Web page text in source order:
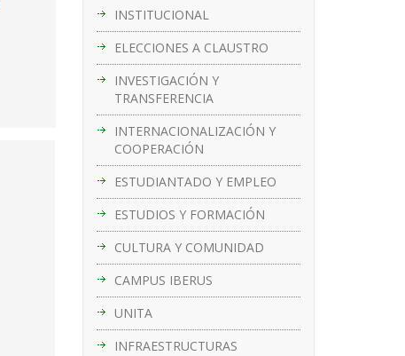
INSTITUCIONAL
ELECCIONES A CLAUSTRO
INVESTIGACIÓN Y
TRANSFERENCIA
INTERNACIONALIZACIÓN Y
COOPERACIÓN
ESTUDIANTADO Y EMPLEO
ESTUDIOS Y FORMACIÓN
CULTURA Y COMUNIDAD
CAMPUS IBERUS
UNITA
INFRAESTRUCTURAS